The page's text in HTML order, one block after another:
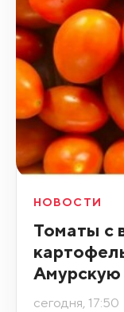
НОВОСТИ
Томаты с
Амурскую
сегодня, 17:50